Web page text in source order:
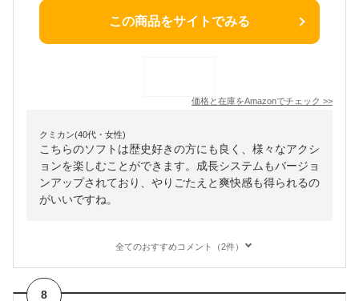
この商品をサイトでみる
価格と在庫をAmazonでチェック >>
クミカン(40代・女性)
こちらのソフトは歴史好きの方にも良く、様々なアクシ
ョンを楽しむことができます。成長システムもバージョ
ンアップされており、やりごたえと爽快感も得られるの
がいいですね。
全てのおすすめコメント（2件）
8